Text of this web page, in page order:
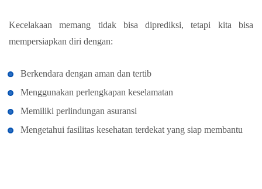
Kecelakaan memang tidak bisa diprediksi, tetapi kita bisa
mempersiapkan diri dengan:
Berkendara dengan aman dan tertib
Menggunakan perlengkapan keselamatan
Memiliki perlindungan asuransi
Mengetahui fasilitas kesehatan terdekat yang siap membantu